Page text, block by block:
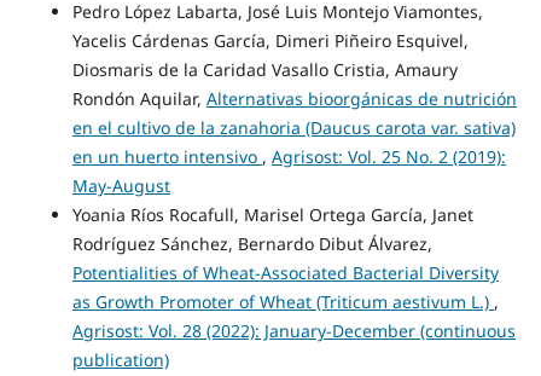
Pedro López Labarta, José Luis Montejo Viamontes,
Yacelis Cárdenas García, Dimeri Piñeiro Esquivel,
Diosmaris de la Caridad Vasallo Cristia, Amaury
Rondón Aquilar, Alternativas bioorgánicas de nutrición
en el cultivo de la zanahoria (Daucus carota var. sativa)
en un huerto intensivo , Agrisost: Vol. 25 No. 2 (2019):
May-August
Yoania Ríos Rocafull, Marisel Ortega García, Janet
Rodríguez Sánchez, Bernardo Dibut Álvarez,
Potentialities of Wheat-Associated Bacterial Diversity
as Growth Promoter of Wheat (Triticum aestivum L.) ,
Agrisost: Vol. 28 (2022): January-December (continuous
publication)